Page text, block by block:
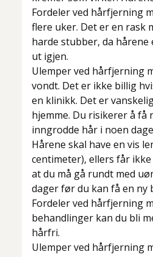
Fordeler ved hårfjerning
flere uker. Det er en rask
harde stubber, da
ut igjen.
Ulemper ved hårfjerning
vondt. Det er ikke billig
en klinikk. Det er
hjemme. Du risikerer å få
inngrodde hår i noen
Hårene skal have en vis
centimeter), ellers får
at du må gå rundt med
dager før du kan få en ny
Fordeler ved hårfjerning
behandlinger kan du bli
hårfri.
Ulemper ved hårfjerning